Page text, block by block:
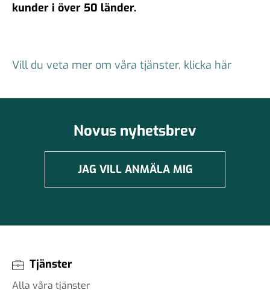
kunder i över 50 länder.
Vill du veta mer om våra tjänster, klicka här
Novus nyhetsbrev
JAG VILL ANMÄLA MIG
Tjänster
Alla våra tjänster